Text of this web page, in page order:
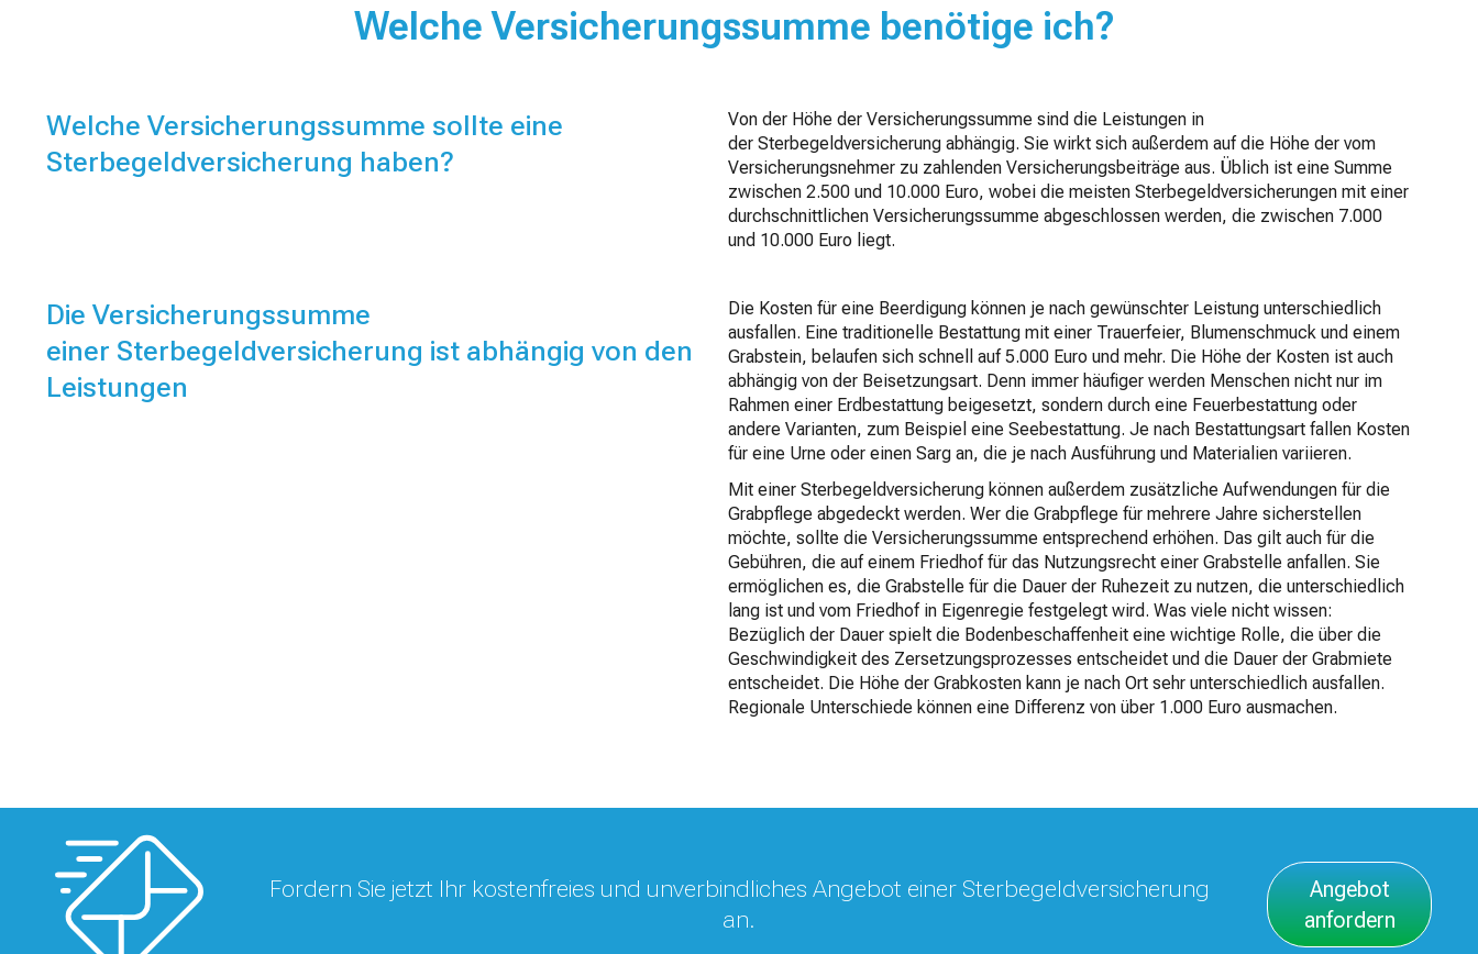
Welche Versicherungssumme benötige ich?
Welche Versicherungssumme sollte eine
Sterbegeldversicherung haben?
Von der Höhe der Versicherungssumme sind die Leistungen in
der Sterbegeldversicherung abhängig. Sie wirkt sich außerdem auf die Höhe der vom
Versicherungsnehmer zu zahlenden Versicherungsbeiträge aus. Üblich ist eine Summe
zwischen 2.500 und 10.000 Euro, wobei die meisten Sterbegeldversicherungen mit einer
durchschnittlichen Versicherungssumme abgeschlossen werden, die zwischen 7.000
und 10.000 Euro liegt.
Die Versicherungssumme
einer Sterbegeldversicherung ist abhängig von den
Leistungen
Die Kosten für eine Beerdigung können je nach gewünschter Leistung unterschiedlich
ausfallen. Eine traditionelle Bestattung mit einer Trauerfeier, Blumenschmuck und einem
Grabstein, belaufen sich schnell auf 5.000 Euro und mehr. Die Höhe der Kosten ist auch
abhängig von der Beisetzungsart. Denn immer häufiger werden Menschen nicht nur im
Rahmen einer Erdbestattung beigesetzt, sondern durch eine Feuerbestattung oder
andere Varianten, zum Beispiel eine Seebestattung. Je nach Bestattungsart fallen Kosten
für eine Urne oder einen Sarg an, die je nach Ausführung und Materialien variieren.
Mit einer Sterbegeldversicherung können außerdem zusätzliche Aufwendungen für die
Grabpflege abgedeckt werden. Wer die Grabpflege für mehrere Jahre sicherstellen
möchte, sollte die Versicherungssumme entsprechend erhöhen. Das gilt auch für die
Gebühren, die auf einem Friedhof für das Nutzungsrecht einer Grabstelle anfallen. Sie
ermöglichen es, die Grabstelle für die Dauer der Ruhezeit zu nutzen, die unterschiedlich
lang ist und vom Friedhof in Eigenregie festgelegt wird. Was viele nicht wissen:
Bezüglich der Dauer spielt die Bodenbeschaffenheit eine wichtige Rolle, die über die
Geschwindigkeit des Zersetzungsprozesses entscheidet und die Dauer der Grabmiete
entscheidet. Die Höhe der Grabkosten kann je nach Ort sehr unterschiedlich ausfallen.
Regionale Unterschiede können eine Differenz von über 1.000 Euro ausmachen.
Fordern Sie jetzt Ihr kostenfreies und unverbindliches Angebot einer Sterbegeldversicherung
an.
Angebot
anfordern